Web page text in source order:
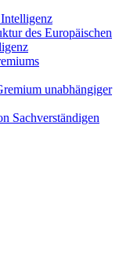
des Europäischen
unabhängiger
Sachverständigen